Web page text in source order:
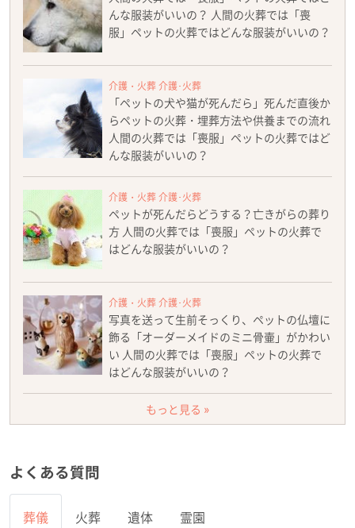
んな服装がいいの？ 人間の火葬では「喪
服」ペットの火葬ではどんな服装がいいの？
介護・火葬 介護･火葬
「ペットの犬や猫が死んだら」死んだ直後か
らペットの火葬・埋葬方法や供養までの流れ
人間の火葬では「喪服」ペットの火葬ではど
んな服装がいいの？
介護・火葬 介護･火葬
ペットが死んだらどうする？亡きがらの葬り
方 人間の火葬では「喪服」ペットの火葬で
はどんな服装がいいの？
介護・火葬 介護･火葬
写真を送って生前そっくり、ペットの仏壇に
飾る「オーダーメイドのミニ骨壷」がかわい
い 人間の火葬では「喪服」ペットの火葬で
はどんな服装がいいの？
もっと見る »
よくある質問
葬儀 火葬 遺体 霊園